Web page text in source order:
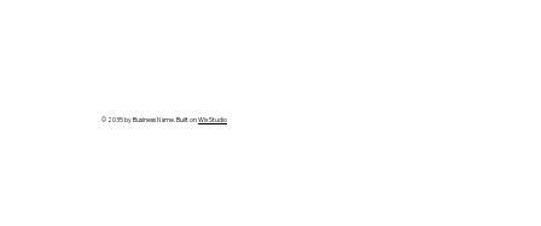
© 2035 by Business Name. Built onWix Studio